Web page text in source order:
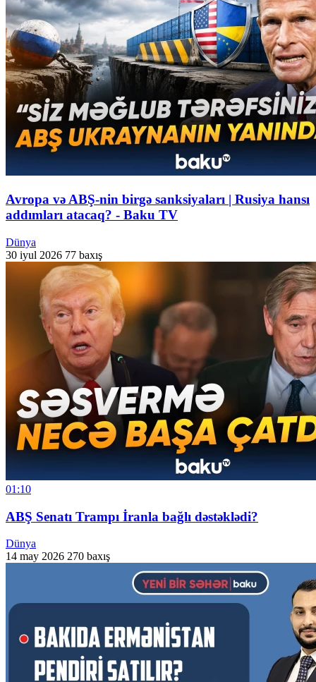
Avropa və ABŞ-nin birgə sanksiyaları | Rusiya hansı
addımları atacaq? - Baku TV
Dünya
30 iyul 2026 77 baxış
01:10
ABŞ Senatı Trampı İranla bağlı dəstəklədi?
Dünya
14 may 2026 270 baxış